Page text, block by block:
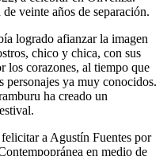
veinte años de separación.
logrado afianzar la imagen
chico y chica, con sus
los corazones, al tiempo que
personajes ya muy conocidos.
ha creado un
a Agustín Fuentes por
en medio de